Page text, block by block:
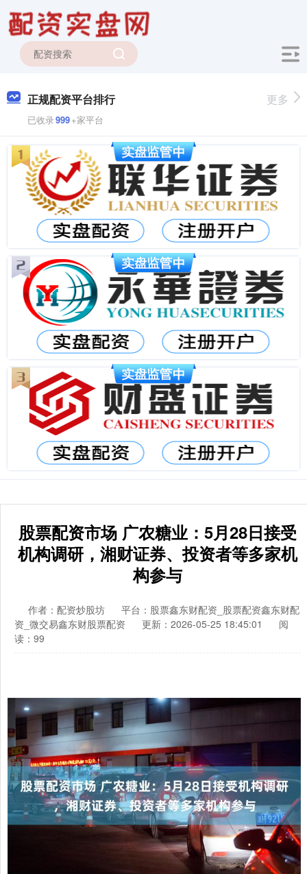
正规配资平台排行
已收录999+家平台
更多
股票配资市场 广农糖业：5月28日接受
机构调研，湘财证券、投资者等多家机
构参与
作者：配资炒股坊
平台：股票鑫东财配资_股票配资鑫东财配
资_微交易鑫东财股票配资
更新：2026-05-25 18:45:01
阅
读：99